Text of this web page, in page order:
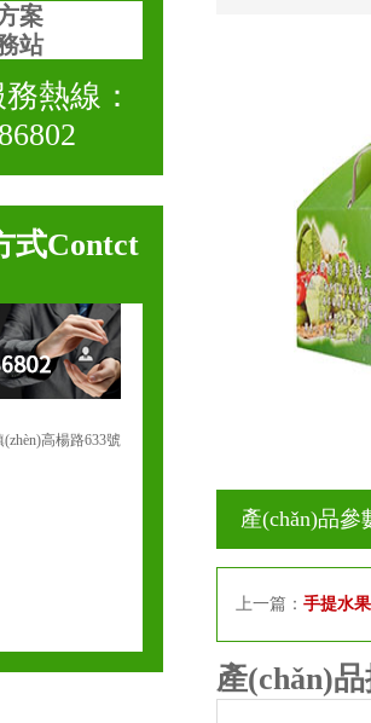
案
站
熱線：
式Contct
高楊路633號
產(chǎn)品參
上一篇： 手提水
產(chǎn)